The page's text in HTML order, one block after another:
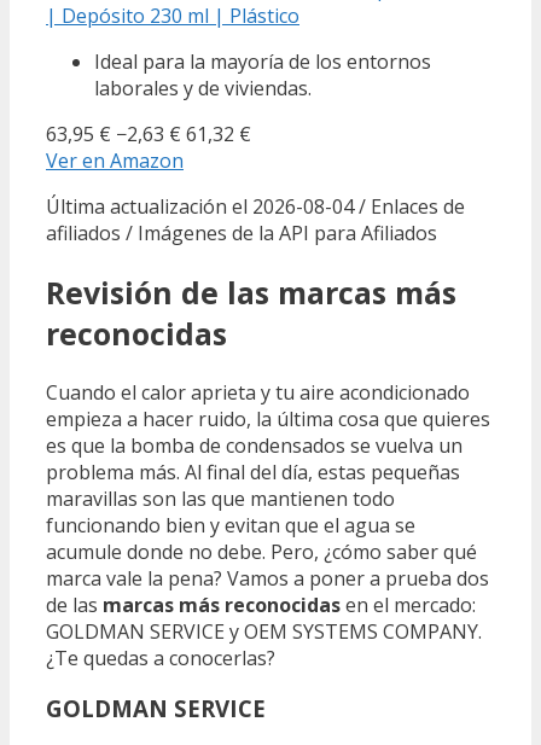
| Depósito 230 ml | Plástico
Ideal para la mayoría de los entornos
laborales y de viviendas.
63,95 € −2,63 € 61,32 €
Ver en Amazon
Última actualización el 2026-08-04 / Enlaces de
afiliados / Imágenes de la API para Afiliados
Revisión de las marcas más
reconocidas
Cuando el calor aprieta y tu aire acondicionado
empieza a hacer ruido, la última cosa que quieres
es que la bomba de condensados se vuelva un
problema más. Al final del día, estas pequeñas
maravillas son las que mantienen todo
funcionando bien y evitan que el agua se
acumule donde no debe. Pero, ¿cómo saber qué
marca vale la pena? Vamos a poner a prueba dos
de las marcas más reconocidasen el mercado:
GOLDMAN SERVICE y OEM SYSTEMS COMPANY.
¿Te quedas a conocerlas?
GOLDMAN SERVICE